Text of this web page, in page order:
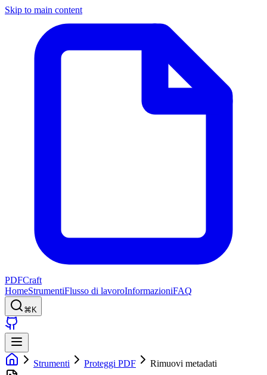
Skip to main content
PDFCraft
HomeStrumentiFlusso di lavoroInformazioniFAQ
⌘K
Strumenti Proteggi PDF Rimuovi metadati